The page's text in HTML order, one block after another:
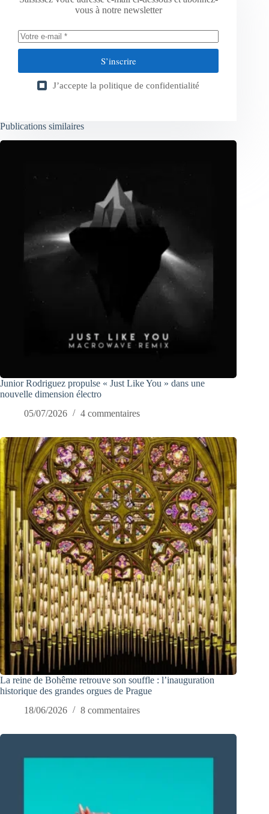
vous à notre newsletter
S’inscrire
J’accepte la politique de confidentialité
Publications similaires
Junior Rodriguez propulse « Just Like You » dans une
nouvelle dimension électro
05/07/2026
4 commentaires
La reine de Bohême retrouve son souffle : l’inauguration
historique des grandes orgues de Prague
18/06/2026
8 commentaires